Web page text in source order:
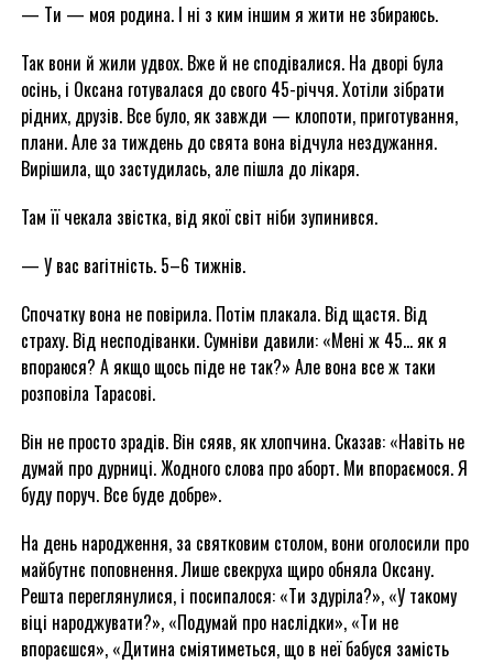
— Ти — моя родина. І ні з ким іншим я жити не збираюсь.
Так вони й жили удвох. Вже й не сподівалися. На дворі була
осінь, і Оксана готувалася до свого 45-річчя. Хотіли зібрати
рідних, друзів. Все було, як завжди — клопоти, приготування,
плани. Але за тиждень до свята вона відчула нездужання.
Вирішила, що застудилась, але пішла до лікаря.
Там її чекала звістка, від якої світ ніби зупинився.
— У вас вагітність. 5–6 тижнів.
Спочатку вона не повірила. Потім плакала. Від щастя. Від
страху. Від несподіванки. Сумніви давили: «Мені ж 45… як я
впораюся? А якщо щось піде не так?» Але вона все ж таки
розповіла Тарасові.
Він не просто зрадів. Він сяяв, як хлопчина. Сказав: «Навіть не
думай про дурниці. Жодного слова про аборт. Ми впораємося. Я
буду поруч. Все буде добре».
На день народження, за святковим столом, вони оголосили про
майбутнє поповнення. Лише свекруха щиро обняла Оксану.
Решта переглянулися, і посипалося: «Ти здуріла?», «У такому
віці народжувати?», «Подумай про наслідки», «Ти не
впораєшся», «Дитина сміятиметься, що в неї бабуся замість